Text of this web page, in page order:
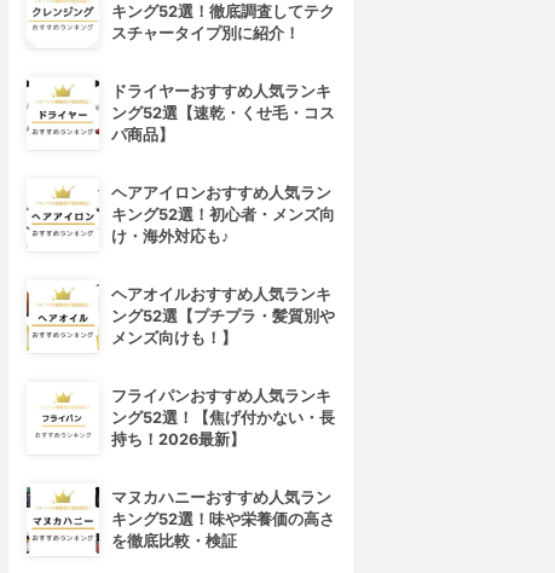
キング52選！徹底調査してテク
スチャータイプ別に紹介！
ドライヤーおすすめ人気ランキ
ング52選【速乾・くせ毛・コス
パ商品】
ヘアアイロンおすすめ人気ラン
キング52選！初心者・メンズ向
け・海外対応も♪
ヘアオイルおすすめ人気ランキ
ング52選【プチプラ・髪質別や
メンズ向けも！】
フライパンおすすめ人気ランキ
ング52選！【焦げ付かない・長
持ち！2026最新】
マヌカハニーおすすめ人気ラン
キング52選！味や栄養価の高さ
を徹底比較・検証